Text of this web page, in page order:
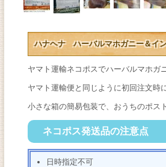
ハナヘナ ハーバルマホガニー＆イ
ヤマト運輸ネコポスでハーバルマホガ
ヤマト運輸便と同じように初回注文時
小さな箱の簡易包装で、おうちのポス
ネコポス発送品の注意点
日時指定不可